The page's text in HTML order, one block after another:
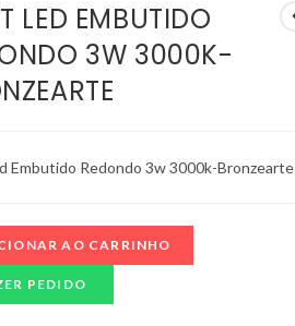
LED EMBUTIDO
3W 3000K-
Embutido Redondo 3w 3000k-Bronzearte
AO CARRINHO
PEDIDO